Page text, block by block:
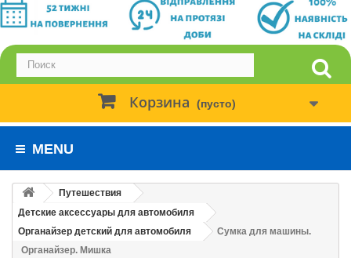
Корзина (пусто)
MENU
Путешествия
Детские аксессуары для автомобиля
Органайзер детский для автомобиля
Сумка для машины.
Органайзер. Мишка